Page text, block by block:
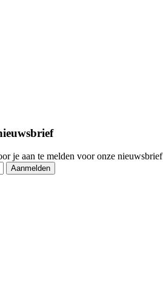
je aan te melden voor onze nieuwsbrief
Aanmelden